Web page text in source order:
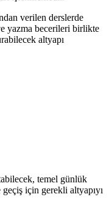
verilen derslerde
yazma becerileri birlikte
altyapı
temel günlük
için gerekli altyapıyı